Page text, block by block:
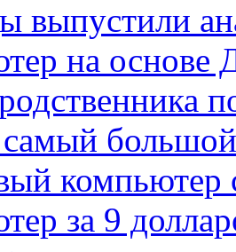
выпустили
на
самый
компьютер
за 9